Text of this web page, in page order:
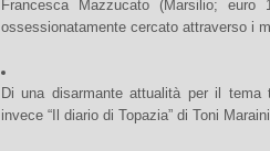
Francesca Mazzucato (Marsilio;
ossessionatamente cercato attraverso i
Di una disarmante attualità per il
invece “Il diario di Topazia” di Toni